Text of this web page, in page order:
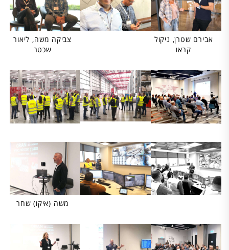
אבירם שטרן, ניקול
קראו
צביקה משה, ליאור
שכטר
משה (איקו) שחר